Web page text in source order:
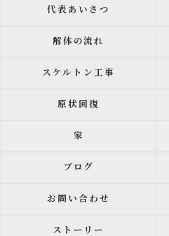
代表あいさつ
解体の流れ
スケルトン工事
原状回復
家
ブログ
お問い合わせ
ストーリー